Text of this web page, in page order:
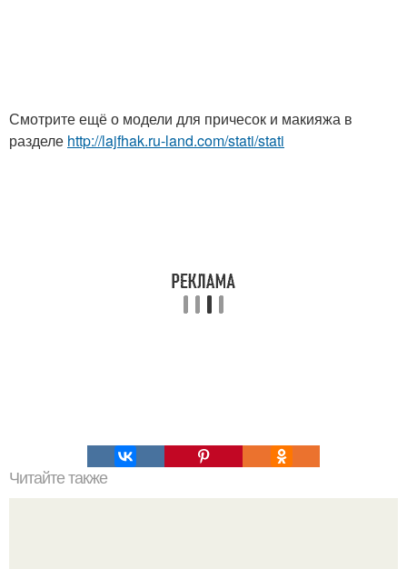
Смотрите ещё о модели для причесок и макияжа в
разделе http://lajfhak.ru-land.com/stati/stati
Читайте также